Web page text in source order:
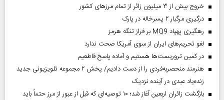
خروج بیش از ۳ میلیون زائر از تمام مرز‌های کشور
درگیری مرگبار ۲ پسرخاله در پارک
رهگیری پهپاد MQ9 بر فراز تنگه هرمز
لغو تحریم‌های ایران از سوی آمریکا صحت ندارد
در کمین تروریست‌ها هستیم و آماده پاسخ قاطعیم
هنرمند منحصر‌به‌فردی را از دست دادیم/ پخش ۲ مجموعه تلویزیونی جدید
زنده‌یاد عبدی در آینده نزدیک
بازگشت زائران اربعین آغاز شد؛ ۱۰ توصیه‌ای که قبل از عبور از مرز حتماً باید